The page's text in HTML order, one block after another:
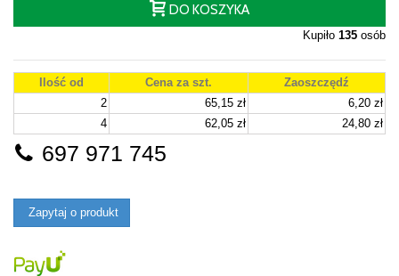
DO KOSZYKA
Kupiło 135 osób
Ilość od Cena za szt.
Zaoszczędź
2
65,15 zł
6,20 zł
4
62,05 zł 24,80 zł
697 971 745
Zapytaj o produkt